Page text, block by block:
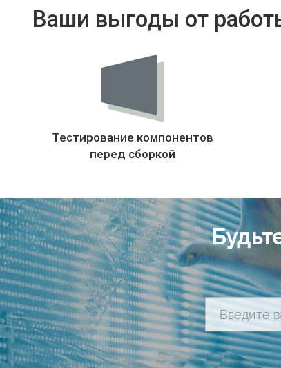
Ваши выгоды от
Тестирование компонентов
перед сборкой